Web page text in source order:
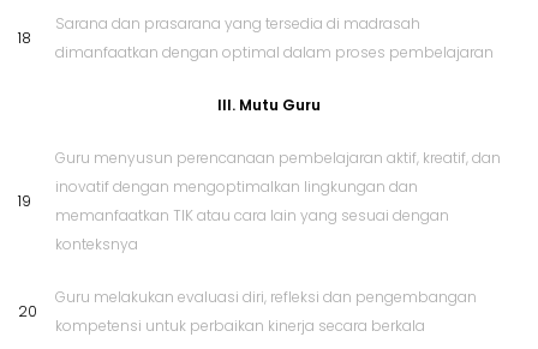
18
Sarana dan prasarana yang tersedia di madrasah
dimanfaatkan dengan optimal dalam proses pembelajaran
III. Mutu Guru
19
Guru menyusun perencanaan pembelajaran aktif, kreatif, dan
inovatif dengan mengoptimalkan lingkungan dan
memanfaatkan TIK atau cara lain yang sesuai dengan
konteksnya
20
Guru melakukan evaluasi diri, refleksi dan pengembangan
kompetensi untuk perbaikan kinerja secara berkala